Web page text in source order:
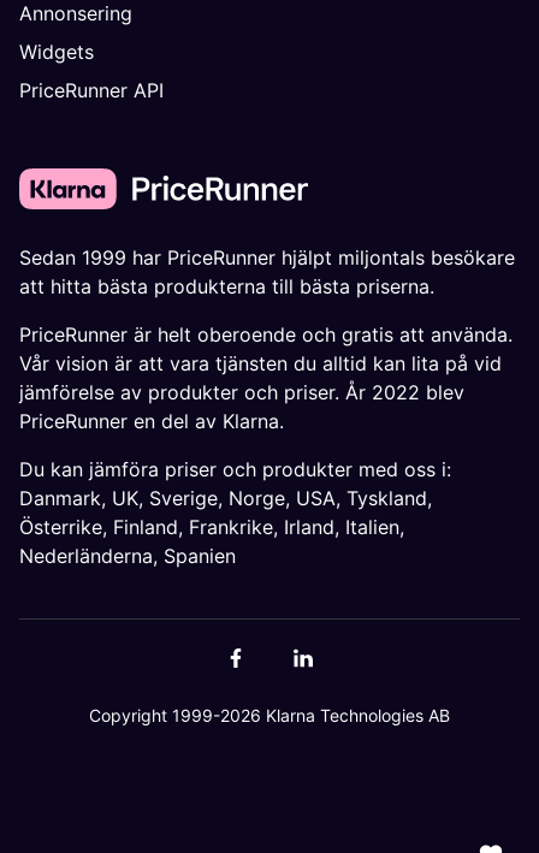
Annonsering
Widgets
PriceRunner API
Sedan 1999 har PriceRunner hjälpt miljontals besökare
att hitta bästa produkterna till bästa priserna.
PriceRunner är helt oberoende och gratis att använda.
Vår vision är att vara tjänsten du alltid kan lita på vid
jämförelse av produkter och priser. År 2022 blev
PriceRunner en del av Klarna.
Du kan jämföra priser och produkter med oss i:
Danmark, UK, Sverige, Norge, USA, Tyskland,
Österrike, Finland, Frankrike, Irland, Italien,
Nederländerna, Spanien
Copyright 1999-2026 Klarna Technologies AB